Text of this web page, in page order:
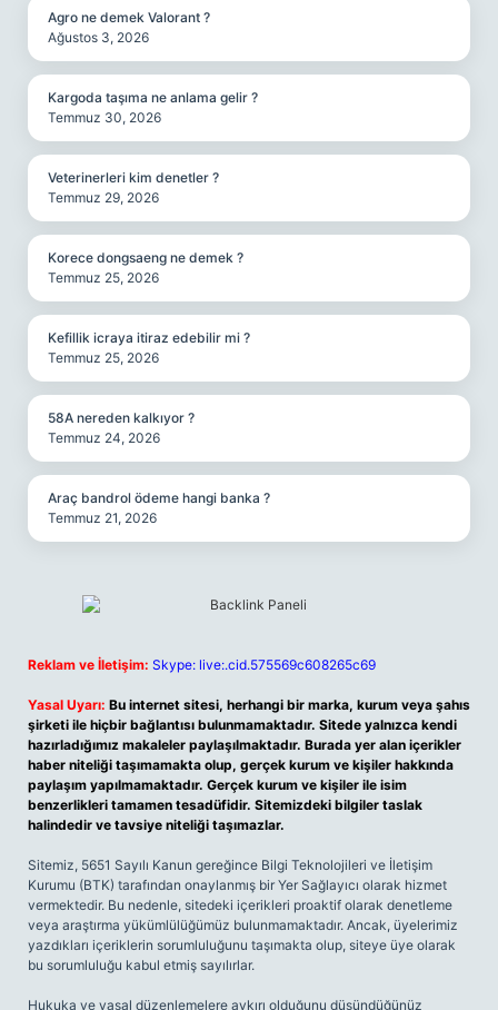
Agro ne demek Valorant ?
Ağustos 3, 2026
Kargoda taşıma ne anlama gelir ?
Temmuz 30, 2026
Veterinerleri kim denetler ?
Temmuz 29, 2026
Korece dongsaeng ne demek ?
Temmuz 25, 2026
Kefillik icraya itiraz edebilir mi ?
Temmuz 25, 2026
58A nereden kalkıyor ?
Temmuz 24, 2026
Araç bandrol ödeme hangi banka ?
Temmuz 21, 2026
Reklam ve İletişim: Skype: live:.cid.575569c608265c69
Yasal Uyarı: Bu internet sitesi, herhangi bir marka, kurum veya şahıs
şirketi ile hiçbir bağlantısı bulunmamaktadır. Sitede yalnızca kendi
hazırladığımız makaleler paylaşılmaktadır. Burada yer alan içerikler
haber niteliği taşımamakta olup, gerçek kurum ve kişiler hakkında
paylaşım yapılmamaktadır. Gerçek kurum ve kişiler ile isim
benzerlikleri tamamen tesadüfidir. Sitemizdeki bilgiler taslak
halindedir ve tavsiye niteliği taşımazlar.
Sitemiz, 5651 Sayılı Kanun gereğince Bilgi Teknolojileri ve İletişim
Kurumu (BTK) tarafından onaylanmış bir Yer Sağlayıcı olarak hizmet
vermektedir. Bu nedenle, sitedeki içerikleri proaktif olarak denetleme
veya araştırma yükümlülüğümüz bulunmamaktadır. Ancak, üyelerimiz
yazdıkları içeriklerin sorumluluğunu taşımakta olup, siteye üye olarak
bu sorumluluğu kabul etmiş sayılırlar.
Hukuka ve yasal düzenlemelere aykırı olduğunu düşündüğünüz